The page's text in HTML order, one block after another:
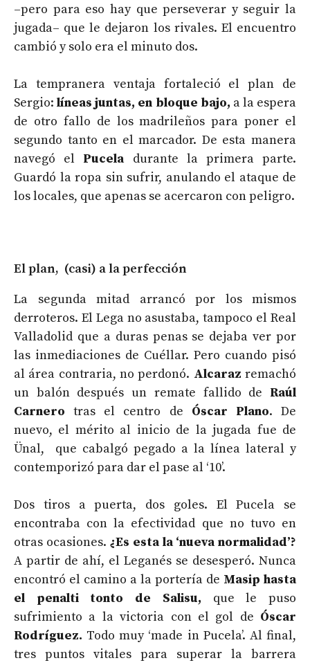
–pero para eso hay que perseverar y seguir la
jugada– que le dejaron los rivales. El encuentro
cambió y solo era el minuto dos.
La tempranera ventaja fortaleció el plan de
Sergio: líneas juntas, en bloque bajo, a la espera
de otro fallo de los madrileños para poner el
segundo tanto en el marcador. De esta manera
navegó el Pucela durante la primera parte.
Guardó la ropa sin sufrir, anulando el ataque de
los locales, que apenas se acercaron con peligro.
El plan, (casi) a la perfección
La segunda mitad arrancó por los mismos
derroteros. El Lega no asustaba, tampoco el Real
Valladolid que a duras penas se dejaba ver por
las inmediaciones de Cuéllar. Pero cuando pisó
al área contraria, no perdonó. Alcaraz remachó
un balón después un remate fallido de Raúl
Carnero tras el centro de Óscar Plano. De
nuevo, el mérito al inicio de la jugada fue de
Ünal, que cabalgó pegado a la línea lateral y
contemporizó para dar el pase al ‘10’.
Dos tiros a puerta, dos goles. El Pucela se
encontraba con la efectividad que no tuvo en
otras ocasiones. ¿Es esta la ‘nueva normalidad’?
A partir de ahí, el Leganés se desesperó. Nunca
encontró el camino a la portería de Masip hasta
el penalti tonto de Salisu, que le puso
sufrimiento a la victoria con el gol de Óscar
Rodríguez. Todo muy ‘made in Pucela’. Al final,
tres puntos vitales para superar la barrera